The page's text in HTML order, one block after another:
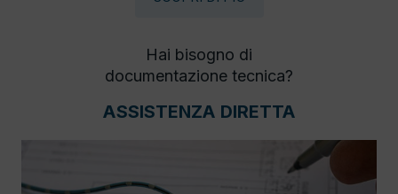
Hai bisogno di
documentazione tecnica?
ASSISTENZA DIRETTA